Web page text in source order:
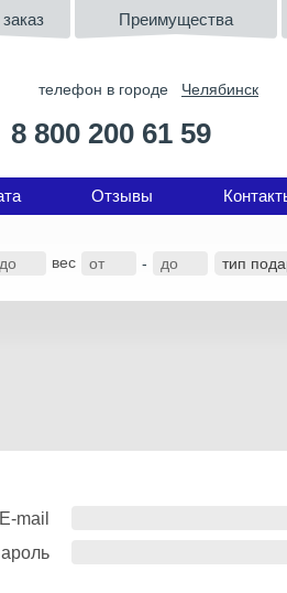
Преимущества
телефон в городе Челябинск
8 800 200 61 59
Отзывы
вес -
E-mail